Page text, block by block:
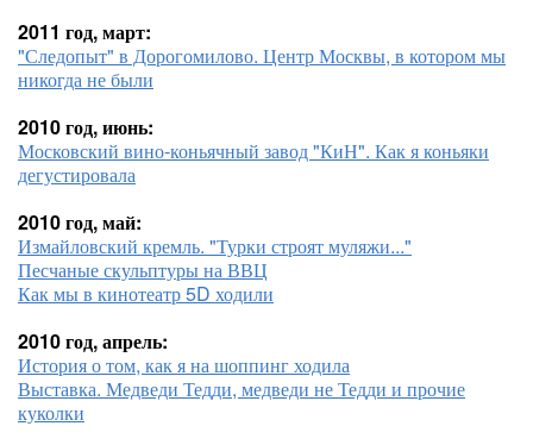
2011 год, март:
"Следопыт" в Дорогомилово. Центр Москвы, в котором мы
никогда не были
2010 год, июнь:
Московский вино-коньячный завод "КиН". Как я коньяки
дегустировала
2010 год, май:
Измайловский кремль. "Турки строят муляжи..."
Песчаные скульптуры на ВВЦ
Как мы в кинотеатр 5D ходили
2010 год, апрель:
История о том, как я на шоппинг ходила
Выставка. Медведи Тедди, медведи не Тедди и прочие
куколки